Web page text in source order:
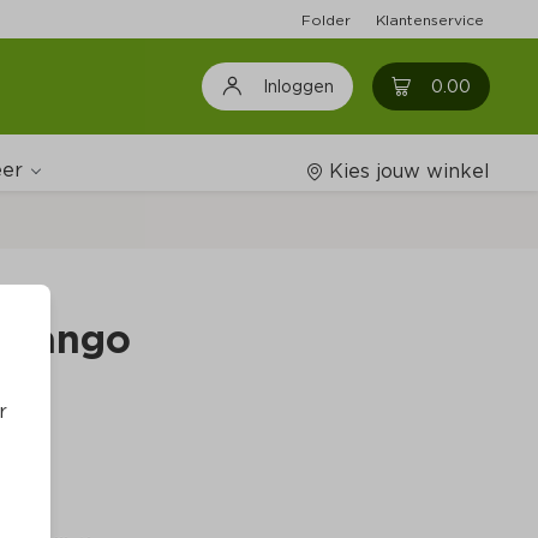
Folder Klantenservice
Inloggen 0.00 0
Kies jouw winkel